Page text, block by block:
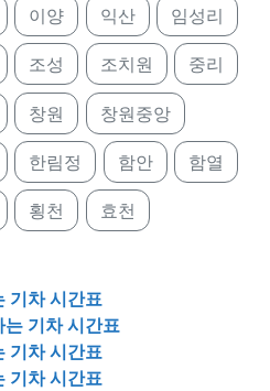
이양 익산 임성리
조성 조치원 중리
창원 창원중앙
한림정 함안 함열
횡천 효천
기차 시간표
기차 시간표
기차 시간표
기차 시간표